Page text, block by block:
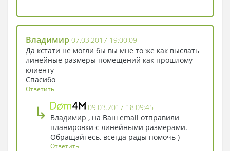
Владимир 07.03.2017 19:00:09
Да кстати не могли бы вы мне то же как выслать
линейные размеры помещений как прошлому
клиенту
Спасибо
Ответить
↳
09.03.2017 18:09:45
Владимир , на Ваш email отправили
планировки с линейными размерами.
Обращайтесь, всегда рады помочь )
Ответить